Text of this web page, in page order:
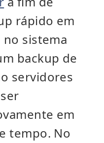
rápido em
sistema
backup de
servidores
em
tempo. No